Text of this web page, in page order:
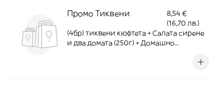
Промо Тиквени
8,54 €
(16,70 лв.)
(4бр) тиквени кюфтета + Салата сирене
и два домата (250г) + Домашно